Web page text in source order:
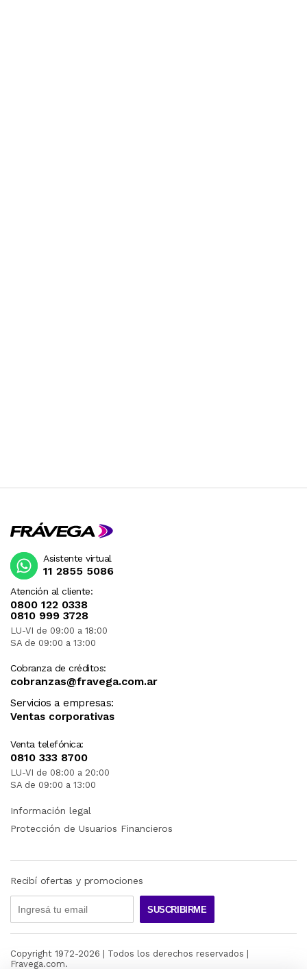
Atención al cliente:
0800 122 0338
0810 999 3728
LU-VI de 09:00 a 18:00
SA de 09:00 a 13:00
Cobranza de créditos:
cobranzas@fravega.com.ar
Servicios a empresas:
Ventas corporativas
Venta telefónica:
0810 333 8700
LU-VI de 08:00 a 20:00
SA de 09:00 a 13:00
Asistente virtual
11 2855 5086
Información legal
Protección de Usuarios Financieros
Recibí ofertas y promociones
SUSCRIBIRME
Copyright 1972-2026 | Todos los derechos reservados |
Fravega.com.